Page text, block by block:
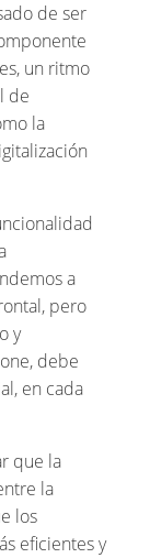
de ser
un ritmo
de
la
a
pero
y
debe
en cada
que la
la
los
eficientes y